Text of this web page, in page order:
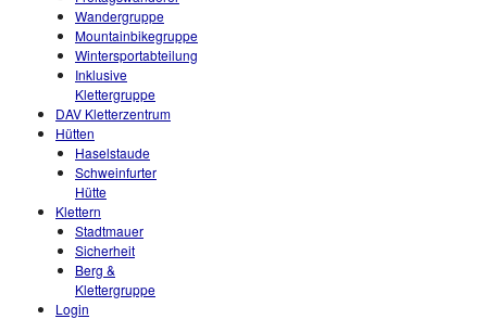
Wandergruppe
Mountainbikegruppe
Wintersportabteilung
Inklusive
Klettergruppe
DAV Kletterzentrum
Hütten
Haselstaude
Schweinfurter
Hütte
Klettern
Stadtmauer
Sicherheit
Berg &
Klettergruppe
Login